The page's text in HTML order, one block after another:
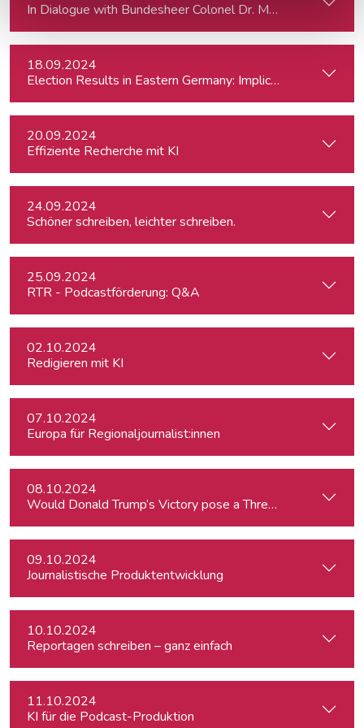
In Dialogue with Bundesheer Colonel Dr. Markus Reisner -
18.09.2024
Election Results in Eastern Germany:
20.09.2024
Effiziente Recherche mit KI
24.09.2024
Schöner schreiben, leichter schreiben.
25.09.2024
RTR - Podcastförderung: Q&A
02.10.2024
Redigieren mit KI
07.10.2024
Europa für Regionaljournalist:innen
08.10.2024
Would Donald Trump’s Victory pose a Threat to Press
09.10.2024
Journalistische Produktentwicklung
10.10.2024
Reportagen schreiben – ganz einfach
11.10.2024
KI für die Podcast-Produktion